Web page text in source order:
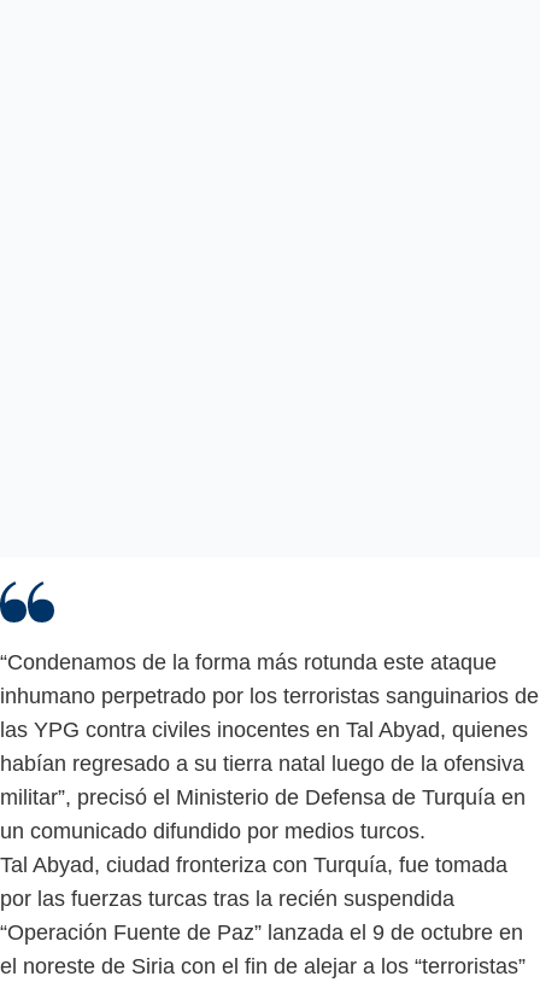
“Condenamos de la forma más rotunda este ataque
inhumano perpetrado por los terroristas sanguinarios de
las YPG contra civiles inocentes en Tal Abyad, quienes
habían regresado a su tierra natal luego de la ofensiva
militar”, precisó el Ministerio de Defensa de Turquía en
un comunicado difundido por medios turcos.
Tal Abyad, ciudad fronteriza con Turquía, fue tomada
por las fuerzas turcas tras la recién suspendida
“Operación Fuente de Paz” lanzada el 9 de octubre en
el noreste de Siria con el fin de alejar a los “terroristas”